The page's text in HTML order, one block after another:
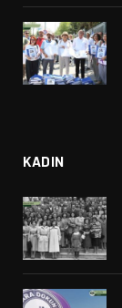
KADIN